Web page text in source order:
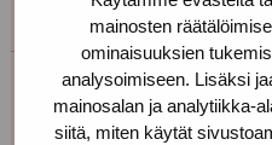
mainosten
ominaisuuksien
analysoimiseen. Lisäksi
mainosalan ja analytiikka-
siitä, miten käytät
Helsingin toimipiste